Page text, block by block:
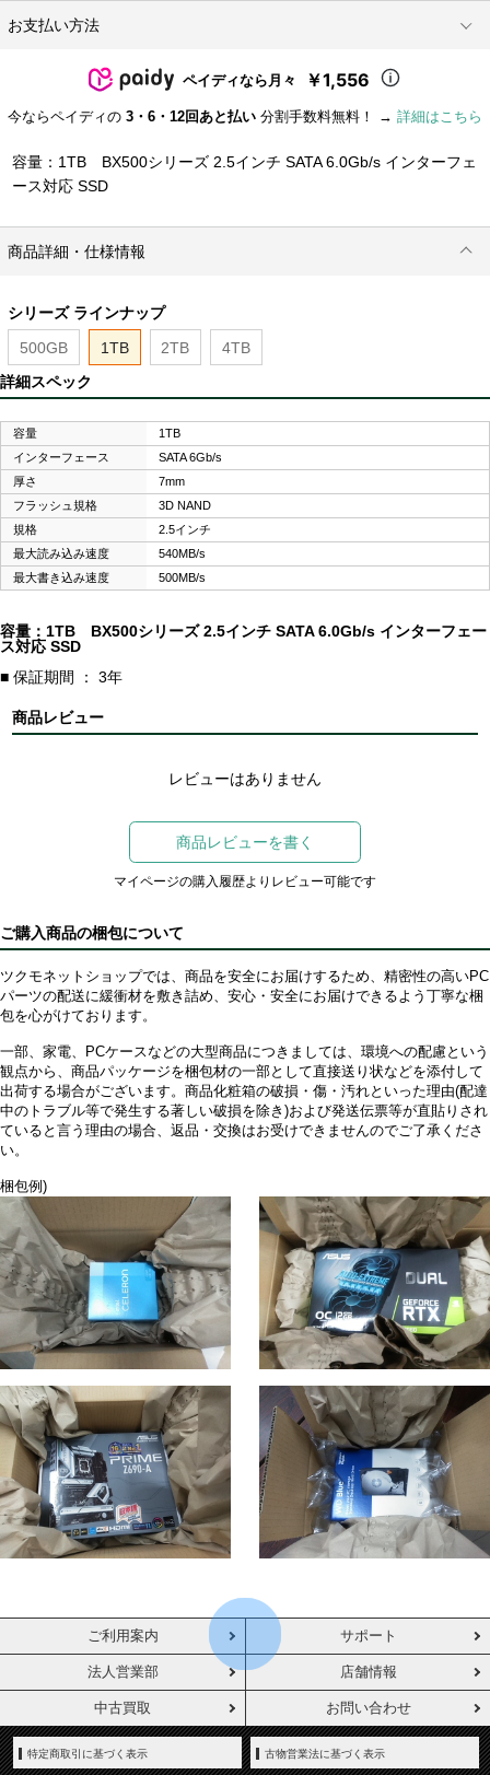
お支払い方法
ペイディなら月々 ￥1,556
今ならペイディの 3・6・12回あと払い 分割手数料無料！ → 詳細はこちら
容量：1TB BX500シリーズ 2.5インチ SATA 6.0Gb/s インターフェ
ース対応 SSD
商品詳細・仕様情報
シリーズ ラインナップ
500GB
1TB 2TB
4TB
詳細スペック
容量
1TB
インターフェース
SATA 6Gb/s
厚さ
7mm
フラッシュ規格
3D NAND
規格
2.5インチ
最大読み込み速度
540MB/s
最大書き込み速度
500MB/s
容量：1TB BX500シリーズ 2.5インチ SATA 6.0Gb/s インターフェー
ス対応 SSD
■ 保証期間 ： 3年
商品レビュー
レビューはありません
商品レビューを書く
マイページの購入履歴よりレビュー可能です
ご購入商品の梱包について
ツクモネットショップでは、商品を安全にお届けするため、精密性の高いPC
パーツの配送に緩衝材を敷き詰め、安心・安全にお届けできるよう丁寧な梱
包を心がけております。
一部、家電、PCケースなどの大型商品につきましては、環境への配慮という
観点から、商品パッケージを梱包材の一部として直接送り状などを添付して
出荷する場合がございます。商品化粧箱の破損・傷・汚れといった理由(配達
中のトラブル等で発生する著しい破損を除き)および発送伝票等が直貼りされ
ていると言う理由の場合、返品・交換はお受けできませんのでご了承くださ
い。
梱包例)
ご利用案内 サポート
法人営業部 店舗情報
中古買取 お問い合わせ
特定商取引に基づく表示 古物営業法に基づく表示